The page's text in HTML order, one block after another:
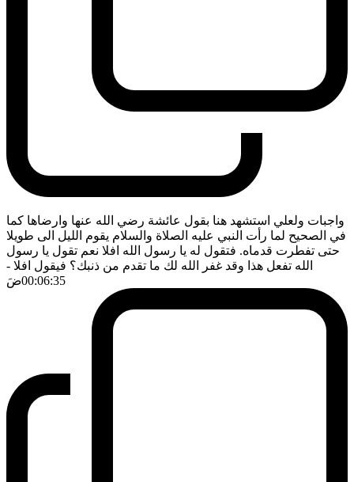
واجبات ولعلي استشهد هنا بقول عائشة رضي الله عنها وارضاها كما
في الصحيح لما رأت النبي عليه الصلاة والسلام يقوم الليل الى طويلا
حتى تفطرت قدماه. فتقول له يا رسول الله افلا نعم تقول يا رسول
الله تفعل هذا وقد غفر الله لك ما تقدم من ذنبك؟ فيقول افلا -
00:06:35ضَ